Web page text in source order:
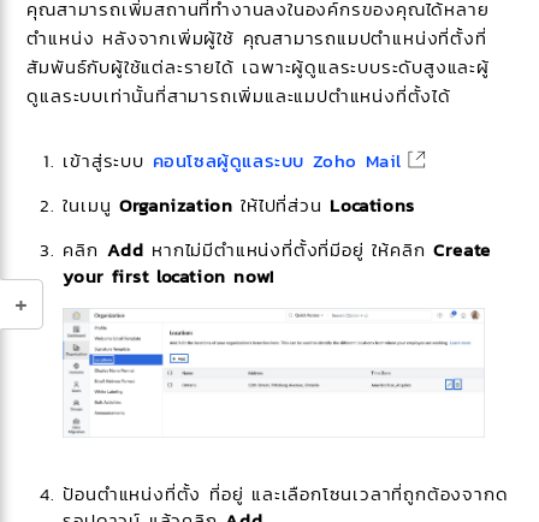
คุณสามารถเพิ่มสถานที่ทำงานลงในองค์กรของคุณได้หลาย
ตำแหน่ง หลังจากเพิ่มผู้ใช้ คุณสามารถแมปตำแหน่งที่ตั้งที่
สัมพันธ์กับผู้ใช้แต่ละรายได้ เฉพาะผู้ดูแลระบบระดับสูงและผู้
ดูแลระบบเท่านั้นที่สามารถเพิ่มและแมปตำแหน่งที่ตั้งได้
เข้าสู่ระบบ คอนโซลผู้ดูแลระบบ Zoho Mail
ในเมนูOrganization ให้ไปที่ส่วน Locations
คลิก Add หากไม่มีตำแหน่งที่ตั้งที่มีอยู่ ให้คลิกCreate
your first location now!
ป้อนตำแหน่งที่ตั้ง ที่อยู่ และเลือกโซนเวลาที่ถูกต้องจากด